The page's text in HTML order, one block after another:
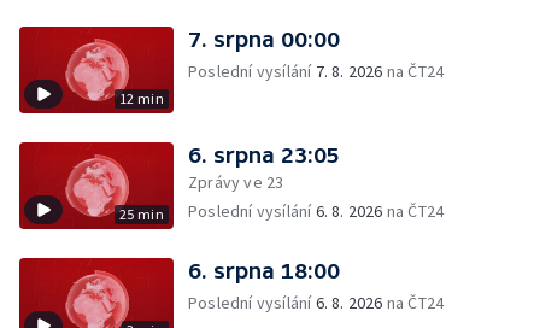
12 min
7. srpna 00:00
Poslední vysílání 7. 8. 2026 na ČT24
25 min
6. srpna 23:05
Zprávy ve 23
Poslední vysílání6. 8. 2026 na ČT24
6. srpna 18:00
Poslední vysílání6. 8. 2026 na ČT24